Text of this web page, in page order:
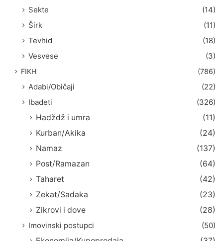
Sekte
(14)
Širk
(11)
Tevhid
(18)
Vesvese
(3)
FIKH (786)
Adabi/Običaji
(22)
Ibadeti
(326)
Hadždž i umra
(11)
Kurban/Akika
(24)
Namaz
(137)
Post/Ramazan
(64)
Taharet
(42)
Zekat/Sadaka
(23)
Zikrovi i dove
(28)
Imovinski postupci
(50)